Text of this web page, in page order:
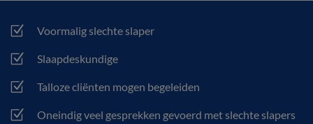
Z Voormalig slechte slaper
Z Slaapdeskundige
Z Talloze cliënten mogen begeleiden
Z Oneindig veel gesprekken gevoerd met slechte slapers